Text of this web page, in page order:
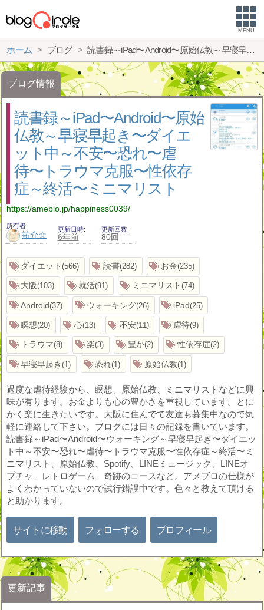
MENU
ホーム ブログ 読書録～iPad〜Android〜原始仏教～早寝早起き〜ダイエット中～不安〜恐れ〜虐待〜トラウマ克服〜性依存症～終活〜ミニマリスト
ブログ情報
読書録～iPad〜Android〜原始
仏教～早寝早起き〜ダイエ
ット中～不安〜恐れ〜虐
待〜トラウマ克服〜性依存
症～終活〜ミニマリスト
https://ameblo.jp/happiness0039/
所有者
祐介☆
更新日時
6年前
更新回数
80回
ダイエット 566 読書 282 お金 235
大阪 103 就活 91 ミニマリスト 74
Android 37 ウォーキング 26 iPad 25
瞑想 20 心 13 不安 11 虐待 9
トラウマ 8 楽 3 豊か 2 性依存症 2
早寝早起き 1 恐れ 1 原始仏教 1
過度な虐待経験から、瞑想、原始仏教、ミニマリストなどに興
味が有ります。お金よりも心の豊かさを重視しています。とに
かく楽に生きたいです。大阪に住んでて友達も募集中なので気
軽に連絡して下さい。ブログには日々の記録を書いています。
読書録～iPad〜Android〜ウォーキング～早寝早起き〜ダイエッ
ト中～不安〜恐れ〜虐待〜トラウマ克服〜性依存症～終活〜ミ
ニマリスト、原始仏教、Spotify、LINEミュージック、LINEオ
プチャ、レトロゲーム、奇跡のコースなど。アメブロの仕様が
よくわかっていないので試行錯誤中です。色々と教えて頂ける
と助かります。
サイトに移動 フォローする プロフィール
更新記事